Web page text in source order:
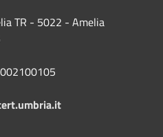
TR - 5022 - Amelia